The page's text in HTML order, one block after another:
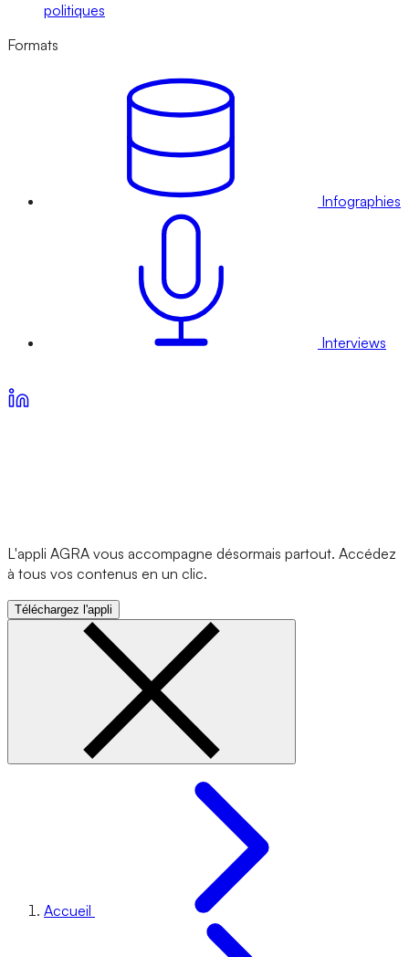
politiques
Formats
Infographies
Interviews
L'appli AGRA vous accompagne désormais partout. Accédez
à tous vos contenus en un clic.
Téléchargez l'appli
Accueil